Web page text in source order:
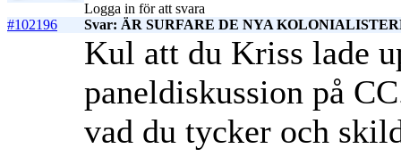
Logga in för att svara
#102196
Svar: ÄR SURFARE DE NYA
Kul att du Kriss lade
paneldiskussion på
vad du tycker och